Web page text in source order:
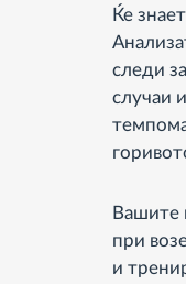
Ќе
следи
случаи
Вашите
при
и